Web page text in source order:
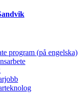
program (på engelska)